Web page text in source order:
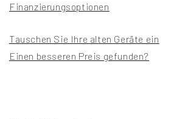
Finanzierungsoptionen
Tauschen Sie Ihre alten Geräte ein
Einen besseren Preis gefunden?